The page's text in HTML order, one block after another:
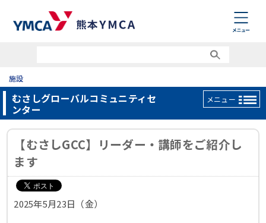
施設
むさしグローバルコミュニティセ
ンター
メニュー
【むさしGCC】リーダー・講師をご紹介し
ます
2025年5月23日（金）